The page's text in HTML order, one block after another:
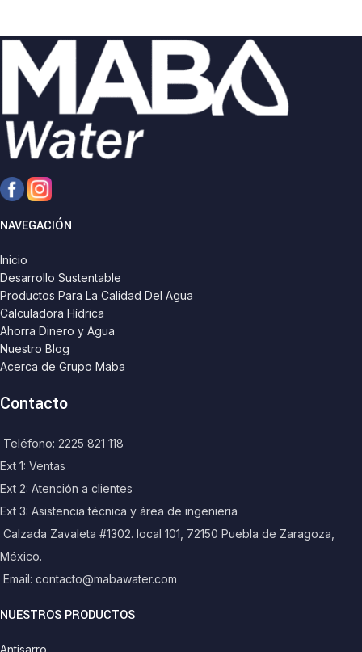
NAVEGACIÓN
Inicio
Desarrollo Sustentable
Productos Para La Calidad Del Agua
Calculadora Hídrica
Ahorra Dinero y Agua
Nuestro Blog
Acerca de Grupo Maba
Contacto
Teléfono: 2225 821 118
Ext 1: Ventas
Ext 2: Atención a clientes
Ext 3: Asistencia técnica y área de ingenieria
Calzada Zavaleta #1302. local 101, 72150 Puebla de Zaragoza,
México.
Email: contacto@mabawater.com
NUESTROS PRODUCTOS
Antisarro